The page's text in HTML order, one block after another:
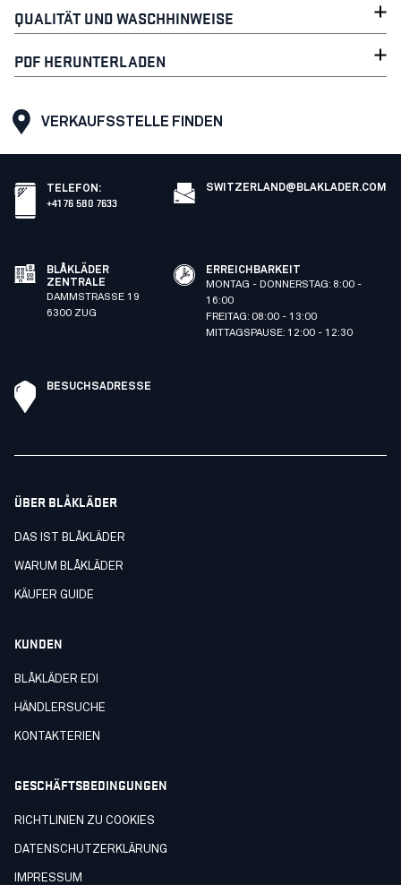
QUALITÄT UND WASCHHINWEISE
PDF HERUNTERLADEN
VERKAUFSSTELLE FINDEN
TELEFON :
+41 76 580 7633
SWITZERLAND@BLAKLADER.COM
BLÅKLÄDER
ZENTRALE
DAMMSTRASSE 19
6300 ZUG
ERREICHBARKEIT
MONTAG - DONNERSTAG: 8:00 -
16:00
FREITAG: 08:00 - 13:00
MITTAGSPAUSE: 12:00 - 12:30
BESUCHSADRESSE
ÜBER BLÅKLÄDER
DAS IST BLÅKLÄDER
WARUM BLÅKLÄDER
KÄUFER GUIDE
KUNDEN
BLÅKLÄDER EDI
HÄNDLERSUCHE
KONTAKTERIEN
GESCHÄFTSBEDINGUNGEN
RICHTLINIEN ZU COOKIES
DATENSCHUTZERKLÄRUNG
IMPRESSUM